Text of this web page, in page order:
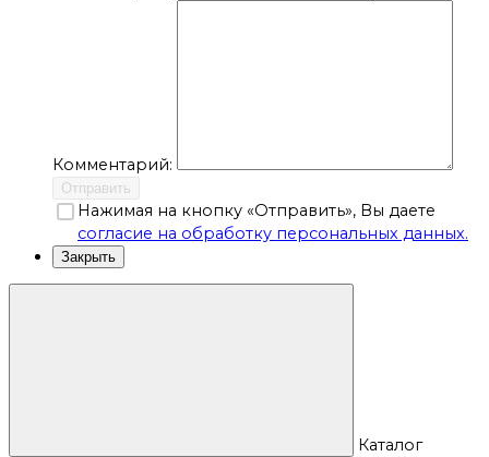
Комментарий:
Отправить
Нажимая на кнопку «Отправить», Вы даете
согласие на обработку персональных данных.
Закрыть
Каталог